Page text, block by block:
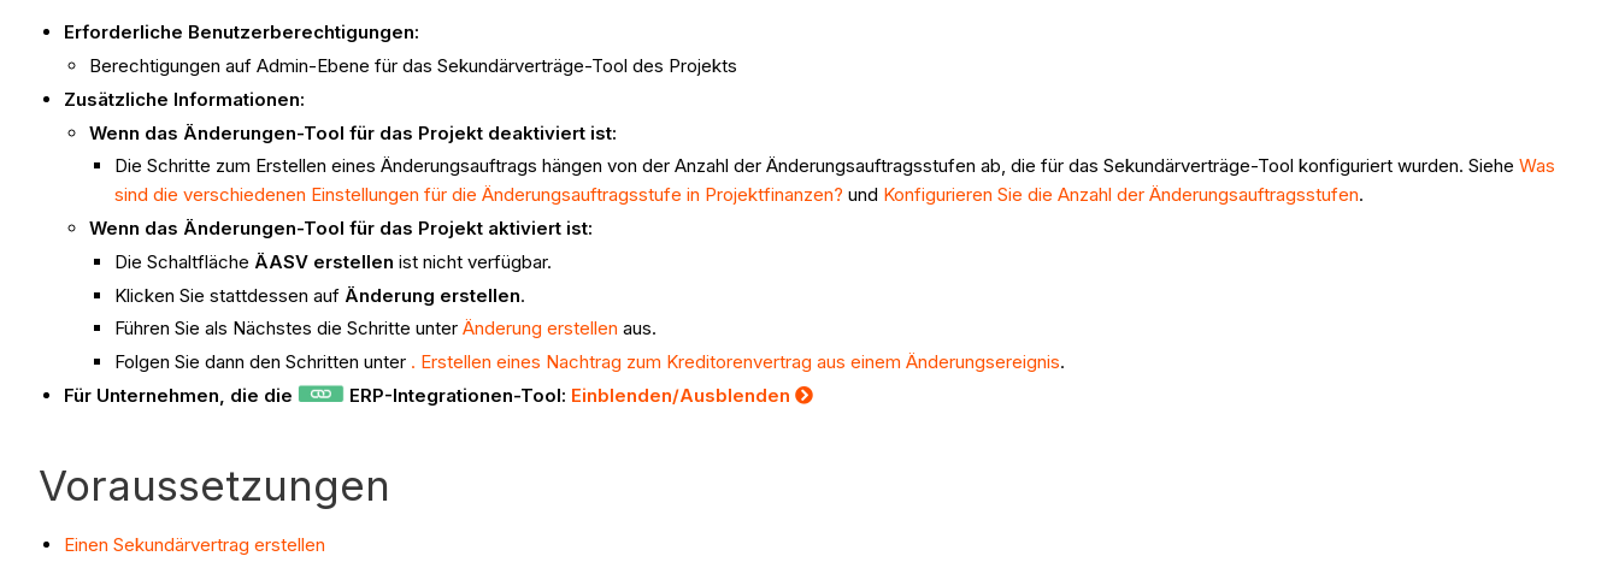
Erforderliche Benutzerberechtigungen:
Berechtigungen auf Admin-Ebene für das Sekundärverträge-Tool des Projekts
Zusätzliche Informationen:
Wenn das Änderungen-Tool für das Projekt deaktiviert ist:
Die Schritte zum Erstellen eines Änderungsauftrags hängen von der Anzahl der Änderungsauftragsstufen ab, die für das Sekundärverträge-Tool konfiguriert wurden. Siehe Was
sind die verschiedenen Einstellungen für die Änderungsauftragsstufe in Projektfinanzen? und Konfigurieren Sie die Anzahl der Änderungsauftragsstufen.
Wenn das Änderungen-Tool für das Projekt aktiviert ist:
Die Schaltfläche ÄASV erstellen ist nicht verfügbar.
Klicken Sie stattdessen auf Änderung erstellen.
Führen Sie als Nächstes die Schritte unter Änderung erstellen aus.
Folgen Sie dann den Schritten unter . Erstellen eines Nachtrag zum Kreditorenvertrag aus einem Änderungsereignis.
Für Unternehmen, die die
ERP-Integrationen-Tool: Einblenden/Ausblenden
Voraussetzungen
Einen Sekundärvertrag erstellen